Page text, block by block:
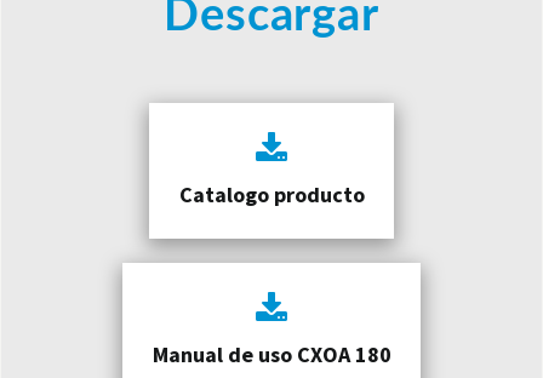
Descargar
Catalogo producto
Manual de uso CXOA 180